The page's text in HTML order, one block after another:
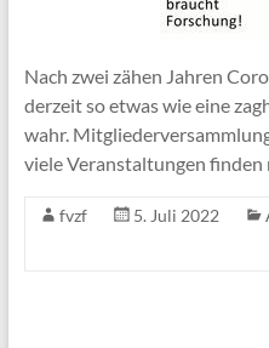
Nach zwei zähen Jahren
derzeit so etwas wie eine
wahr.
viele Veranstaltungen finden
fvzf 5. Juli 2022